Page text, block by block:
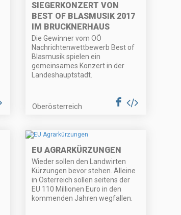
SIEGERKONZERT VON
BEST OF BLASMUSIK 2017
IM BRUCKNERHAUS
Die Gewinner vom OÖ
Nachrichtenwettbewerb Best of
Blasmusik spielen ein
gemeinsames Konzert in der
Landeshauptstadt.
Oberösterreich
EU AGRARKÜRZUNGEN
Wieder sollen den Landwirten
Kürzungen bevor stehen. Alleine
in Österreich sollen seitens der
EU 110 Millionen Euro in den
kommenden Jahren wegfallen.